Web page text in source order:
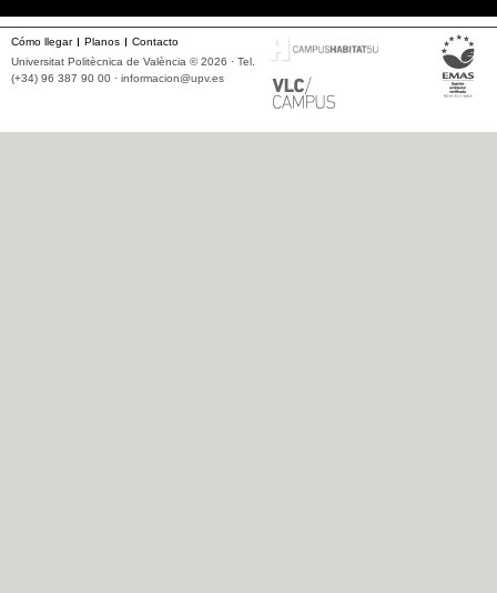
Cómo llegar Planos
Contacto
Universitat Politècnica de València © 2026 · Tel.
(+34) 96 387 90 00 · informacion@upv.es